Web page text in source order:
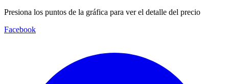
Presiona los puntos de la gráfica para ver el detalle del precio
Facebook